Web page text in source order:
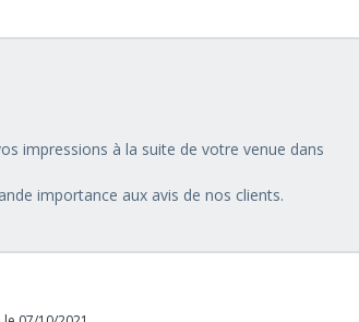
impressions à la suite de votre venue dans
importance aux avis de nos clients.